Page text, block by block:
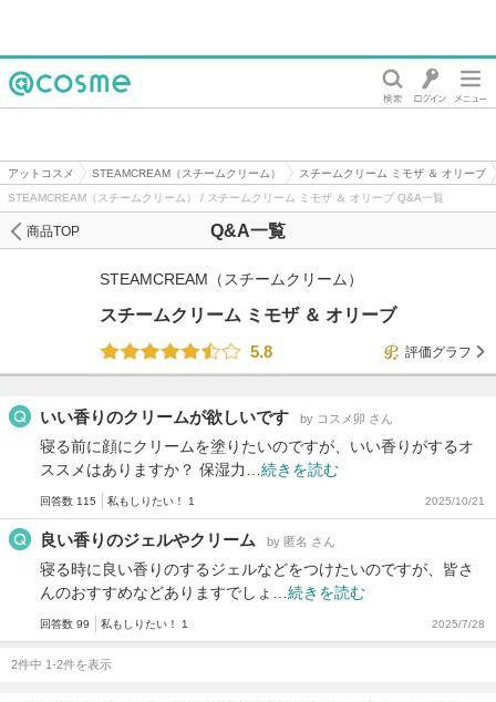
アットコスメ STEAMCREAM（スチームクリーム）
スチームクリーム ミモザ ＆ オリーブ
STEAMCREAM（スチームクリーム） / スチームクリーム ミモザ ＆ オリーブ Q&A一覧
Q&A一覧
商品TOP
STEAMCREAM（スチームクリーム）
スチームクリーム ミモザ ＆ オリーブ
5.8
評価グラフ
いい香りのクリームが欲しいです by コスメ卯 さん
寝る前に顔にクリームを塗りたいのですが、いい香りがするオ
ススメはありますか？ 保湿力… 続きを読む
回答数 115 私もしりたい！ 1 2025/10/21
良い香りのジェルやクリーム by 匿名 さん
寝る時に良い香りのするジェルなどをつけたいのですが、皆さ
んのおすすめなどありますでしょ… 続きを読む
回答数 99 私もしりたい！ 1 2025/7/28
2件中 1-2件を表示